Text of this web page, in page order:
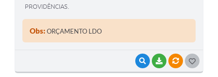
VISUALIZAR
BAIXARVÍNCULOS
PROVIDÊNCIAS.
Obs:ORÇAMENTO LDO